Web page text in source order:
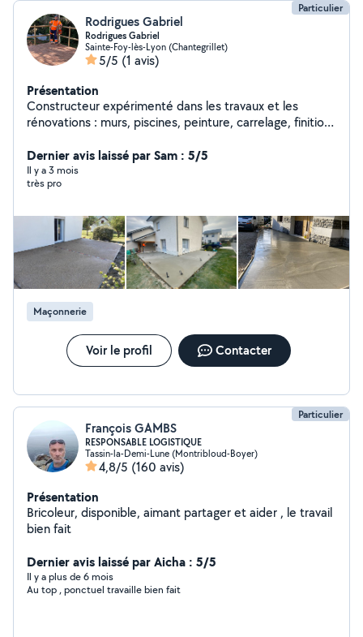
Particulier
Rodrigues Gabriel
Rodrigues Gabriel
Sainte-Foy-lès-Lyon (Chantegrillet)
5/5 (1 avis)
Présentation
Constructeur expérimenté dans les travaux et les
rénovations : murs, piscines, peinture, carrelage, finitions
propre et de qualité. Devis gratuit et prix abordables. »
Dernier avis laissé par Sam : 5/5
Il y a 3 mois
très pro
Maçonnerie
Voir le profil Contacter
Particulier
François GAMBS
RESPONSABLE LOGISTIQUE
Tassin-la-Demi-Lune (Montribloud-Boyer)
4,8/5 (160 avis)
Présentation
Bricoleur, disponible, aimant partager et aider , le travail
bien fait
Dernier avis laissé par Aicha : 5/5
Il y a plus de 6 mois
Au top , ponctuel travaille bien fait